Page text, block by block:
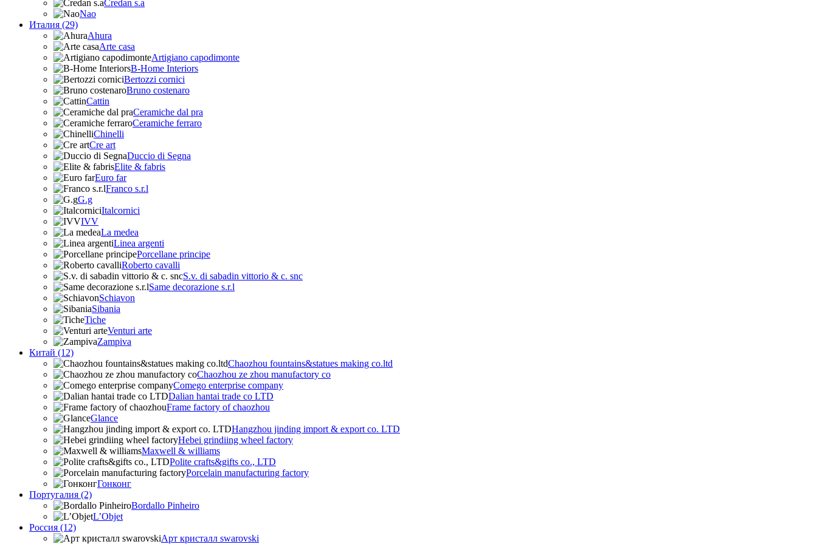
Credan s.a
Nao
Италия (29)
Ahura
Arte casa
Artigiano capodimonte
B-Home Interiors
Bertozzi cornici
Bruno costenaro
Cattin
Ceramiche dal pra
Ceramiche ferraro
Chinelli
Cre art
Duccio di Segna
Elite & fabris
Euro far
Franco s.r.l
G.g
Italcornici
IVV
La medea
Linea argenti
Porcellane principe
Roberto cavalli
S.v. di sabadin vittorio & c. snc
Same decorazione s.r.l
Schiavon
Sibania
Tiche
Venturi arte
Zampiva
Китай (12)
Chaozhou fountains&statues making co.ltd
Chaozhou ze zhou manufactory co
Comego enterprise company
Dalian hantai trade co LTD
Frame factory of chaozhou
Glance
Hangzhou jinding import & export co. LTD
Hebei grindiing wheel factory
Maxwell & williams
Polite crafts&gifts co., LTD
Porcelain manufacturing factory
Гонконг
Португалия (2)
Bordallo Pinheiro
L’Objet
Россия (12)
Арт кристалл swarovski